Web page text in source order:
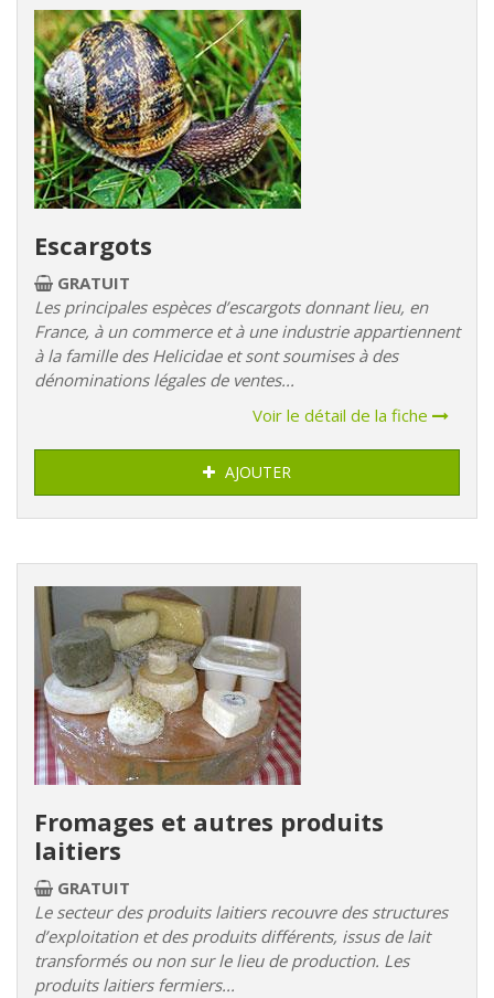
Escargots
GRATUIT
Les principales espèces d’escargots donnant lieu, en
France, à un commerce et à une industrie appartiennent
à la famille des Helicidae et sont soumises à des
dénominations légales de ventes...
Voir le détail de la fiche
AJOUTER
Fromages et autres produits
laitiers
GRATUIT
Le secteur des produits laitiers recouvre des structures
d’exploitation et des produits différents, issus de lait
transformés ou non sur le lieu de production. Les
produits laitiers fermiers...